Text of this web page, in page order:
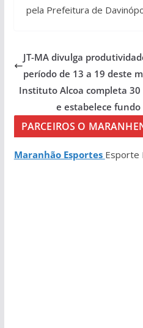
pela Prefeitura de
JT-MA divulga
período de 13 a 19 deste
Instituto Alcoa completa
e estabelece
PARCEIROS O
Maranhão Esportes Esporte